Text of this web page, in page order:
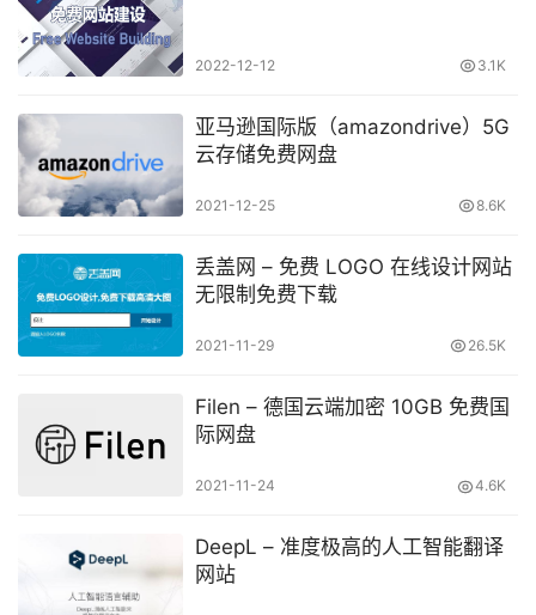
2022-12-12 3.1K
亚马逊国际版（amazondrive）5G
云存储免费网盘
2021-12-25 8.6K
丢盖网 – 免费 LOGO 在线设计网站
无限制免费下载
2021-11-29 26.5K
Filen – 德国云端加密 10GB 免费国
际网盘
2021-11-24 4.6K
DeepL – 准度极高的人工智能翻译
网站